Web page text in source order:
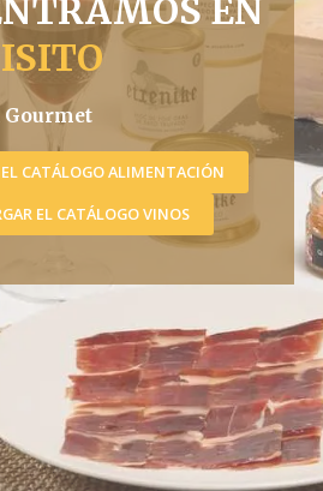
EN
Gourmet
EL CATÁLOGO ALIMENTACIÓN
EL CATÁLOGO VINOS